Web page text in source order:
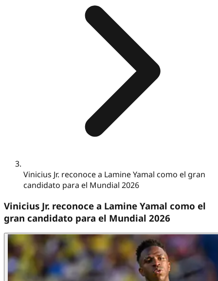
Vinicius Jr. reconoce a Lamine Yamal como el gran
candidato para el Mundial 2026
Vinicius Jr. reconoce a Lamine Yamal como el
gran candidato para el Mundial 2026